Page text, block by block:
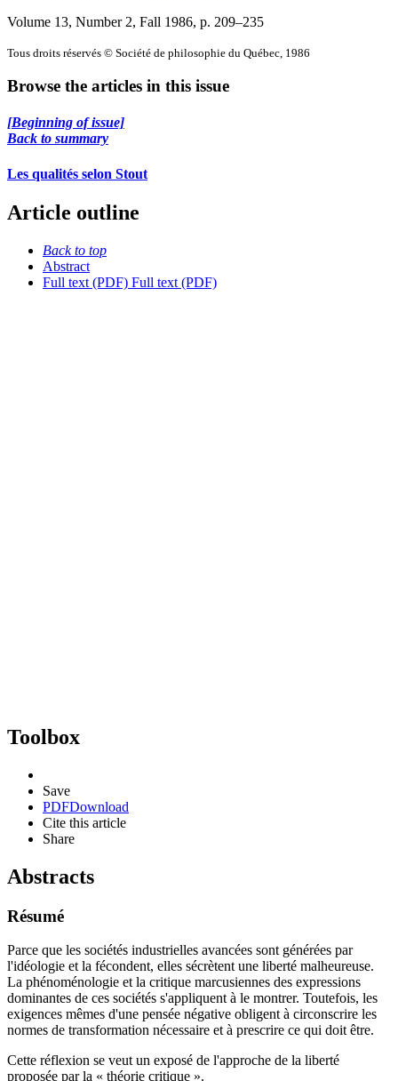
Volume 13, Number 2, Fall 1986, p. 209–235
Tous droits réservés © Société de philosophie du Québec, 1986
Browse the articles in this issue
[Beginning of issue]
Back to summary
Les qualités selon Stout
Article outline
Back to top
Abstract
Full text (PDF) Full text (PDF)
Toolbox
Save
PDFDownload
Cite this article
Share
Abstracts
Résumé
Parce que les sociétés industrielles avancées sont générées par
l'idéologie et la fécondent, elles sécrètent une liberté malheureuse.
La phénoménologie et la critique marcusiennes des expressions
dominantes de ces sociétés s'appliquent à le montrer. Toutefois, les
exigences mêmes d'une pensée négative obligent à circonscrire les
normes de transformation nécessaire et à prescrire ce qui doit être.
Cette réflexion se veut un exposé de l'approche de la liberté
proposée par la « théorie critique ».